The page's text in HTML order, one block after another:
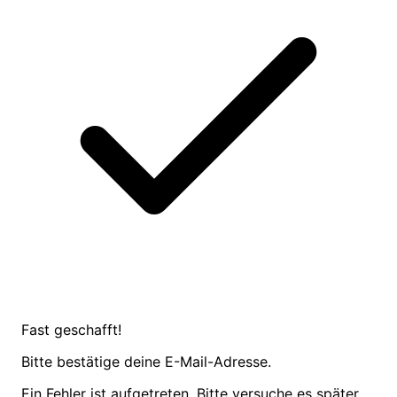
Fast geschafft!
Bitte bestätige deine E-Mail-Adresse.
Ein Fehler ist aufgetreten. Bitte versuche es später